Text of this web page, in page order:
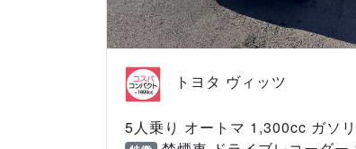
トヨタ ヴィッツ
5人乗り オートマ 1,300cc ガソ